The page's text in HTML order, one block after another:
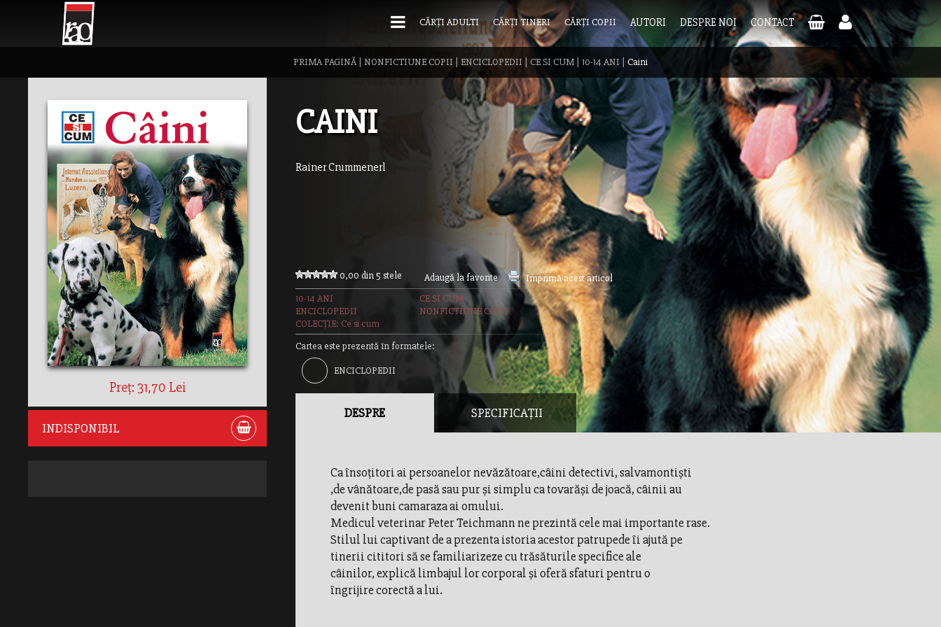
CĂRȚI ADULTI CĂRȚI TINERI CĂRȚI COPII AUTORI DESPRE NOI CONTACT
PRIMA PAGINĂ| NONFICTIUNE COPII ENCICLOPEDII CE SI CUM 10-14 ANI Caini
Preț: 31,70 Lei
INDISPONIBIL
CAINI
Rainer Crummenerl
0,00 din 5 stele Adaugă la favorite
Imprimă acest articol
10-14 ANI
CE SI CUM
ENCICLOPEDII
NONFICTIUNE COPII
COLECȚIE: Ce si cum
Cartea este prezentă în formatele:
ENCICLOPEDII
DESPRE SPECIFICAȚII
Ca însoţitori ai persoanelor nevăzătoare,câini detectivi, salvamontişti
,de vânătoare,de pasă sau pur şi simplu ca tovarăşi de joacă, câinii au
devenit buni camaraza ai omului.
Medicul veterinar Peter Teichmann ne prezintă cele mai importante rase.
Stilul lui captivant de a prezenta istoria acestor patrupede îi ajută pe
tinerii cititori să se familiarizeze cu trăsăturile specifice ale
câinilor, explică limbajul lor corporal şi oferă sfaturi pentru o
îngrijire corectă a lui.